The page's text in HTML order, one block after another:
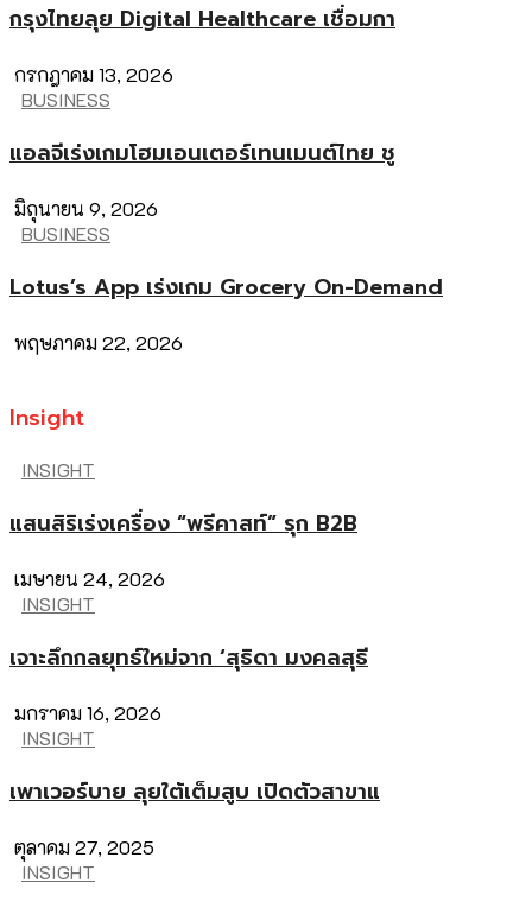
กรุงไทยลุย Digital Healthcare เชื่อมกา
กรกฎาคม 13, 2026
BUSINESS
แอลจีเร่งเกมโฮมเอนเตอร์เทนเมนต์ไทย ชู
มิถุนายน 9, 2026
BUSINESS
Lotus’s App เร่งเกม Grocery On-Demand
พฤษภาคม 22, 2026
Insight
INSIGHT
แสนสิริเร่งเครื่อง “พรีคาสท์” รุก B2B
เมษายน 24, 2026
INSIGHT
เจาะลึกกลยุทธ์ใหม่จาก ‘สุธิดา มงคลสุธี
มกราคม 16, 2026
INSIGHT
เพาเวอร์บาย ลุยใต้เต็มสูบ เปิดตัวสาขาแ
ตุลาคม 27, 2025
INSIGHT